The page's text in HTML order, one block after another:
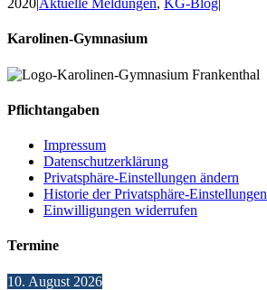
2020|Aktuelle Meldungen, KG-Blog|
Karolinen-Gymnasium
Pflichtangaben
Impressum
Datenschutzerklärung
Privatsphäre-Einstellungen ändern
Historie der Privatsphäre-Einstellungen
Einwilligungen widerrufen
Termine
10. August 2026